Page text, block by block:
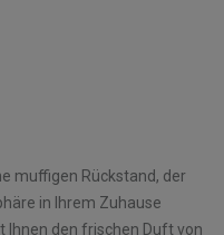
muffigen Rückstand, der
in Ihrem Zuhause
Ihnen den frischen Duft von